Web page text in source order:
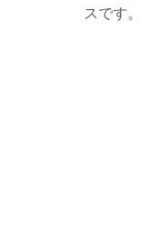
スです。